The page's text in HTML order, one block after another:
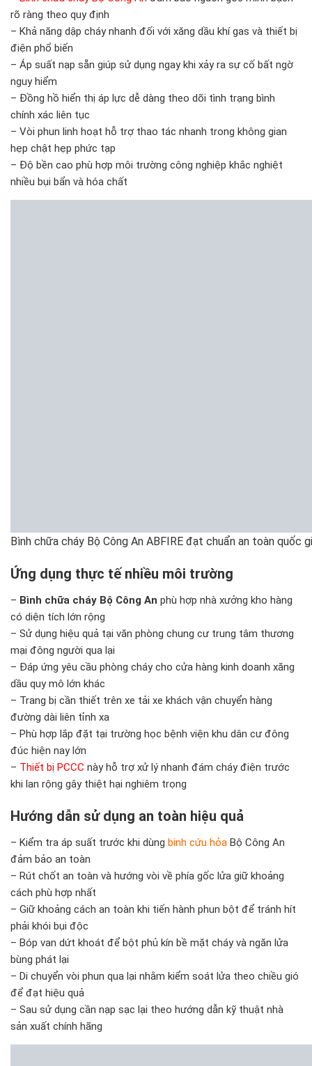
rõ ràng theo quy định
– Khả năng dập cháy nhanh đối với xăng dầu khí gas và thiết bị
điện phổ biến
– Áp suất nạp sẵn giúp sử dụng ngay khi xảy ra sự cố bất ngờ
nguy hiểm
– Đồng hồ hiển thị áp lực dễ dàng theo dõi tình trạng bình
chính xác liên tục
– Vòi phun linh hoạt hỗ trợ thao tác nhanh trong không gian
hẹp chật hẹp phức tạp
– Độ bền cao phù hợp môi trường công nghiệp khắc nghiệt
nhiều bụi bẩn và hóa chất
Bình chữa cháy Bộ Công An ABFIRE đạt chuẩn an toàn quốc
Ứng dụng thực tế nhiều môi trường
– Bình chữa cháy Bộ Công An phù hợp nhà xưởng kho hàng
có diện tích lớn rộng
– Sử dụng hiệu quả tại văn phòng chung cư trung tâm thương
mại đông người qua lại
– Đáp ứng yêu cầu phòng cháy cho cửa hàng kinh doanh xăng
dầu quy mô lớn khác
– Trang bị cần thiết trên xe tải xe khách vận chuyển hàng
đường dài liên tỉnh xa
– Phù hợp lắp đặt tại trường học bệnh viện khu dân cư đông
đúc hiện nay lớn
– Thiết bị PCCC này hỗ trợ xử lý nhanh đám cháy điện trước
khi lan rộng gây thiệt hại nghiêm trọng
Hướng dẫn sử dụng an toàn hiệu quả
– Kiểm tra áp suất trước khi dùng binh cứu hỏa Bộ Công An
đảm bảo an toàn
– Rút chốt an toàn và hướng vòi về phía gốc lửa giữ khoảng
cách phù hợp nhất
– Giữ khoảng cách an toàn khi tiến hành phun bột để tránh hít
phải khói bụi độc
– Bóp van dứt khoát để bột phủ kín bề mặt cháy và ngăn lửa
bùng phát lại
– Di chuyển vòi phun qua lại nhằm kiểm soát lửa theo chiều gió
để đạt hiệu quả
– Sau sử dụng cần nạp sạc lại theo hướng dẫn kỹ thuật nhà
sản xuất chính hãng